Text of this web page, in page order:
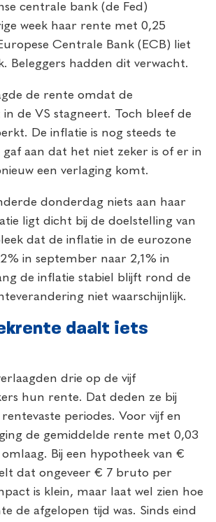
centrale bank (de Fed)
week haar rente met 0,25
Centrale Bank (ECB) liet
Beleggers hadden dit verwacht.
de rente omdat de
de VS stagneert. Toch bleef de
De inflatie is nog steeds te
gaf aan dat het niet zeker is of er in
een verlaging komt.
donderdag niets aan haar
ligt dicht bij de doelstelling van
dat de inflatie in de eurozone
in september naar 2,1% in
de inflatie stabiel blijft rond de
niet waarschijnlijk.
daalt iets
drie op de vijf
hun rente. Dat deden ze bij
periodes. Voor vijf en
de gemiddelde rente met 0,03
Bij een hypotheek van €
dat ongeveer € 7 bruto per
is klein, maar laat wel zien hoe
de afgelopen tijd was. Sinds eind